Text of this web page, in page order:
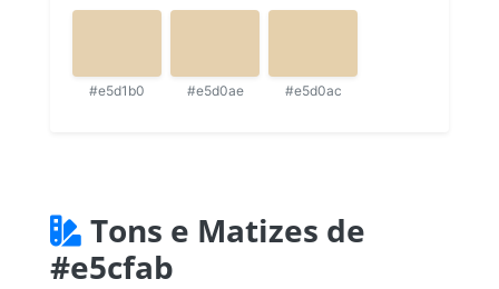
#e5d1b0 #e5d0ae #e5d0ac
Tons e Matizes de
#e5cfab